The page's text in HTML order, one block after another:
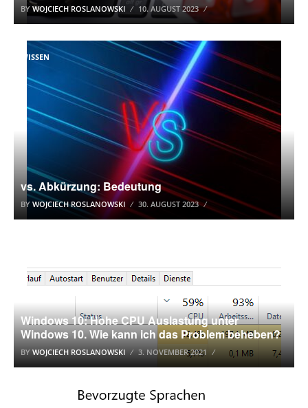
BY WOJCIECH ROSLANOWSKI 10. AUGUST 2023
WISSEN
vs. Abkürzung: Bedeutung
BY WOJCIECH ROSLANOWSKI 30. AUGUST 2023
Windows 10: Hohe CPU Auslastung unter
Windows 10. Wie kann ich das Problem beheben?
BY WOJCIECH ROSLANOWSKI 3. NOVEMBER 2021